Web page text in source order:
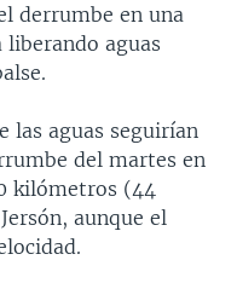
derrumbe en una
liberando aguas
las aguas seguirían
del martes en
kilómetros (44
aunque el